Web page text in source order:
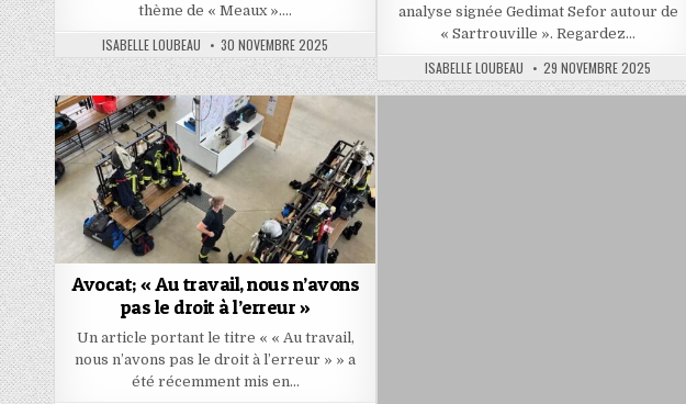
thème de « Meaux »….
AUTHOR:
ISABELLE LOUBEAU PUBLISHED
DATE:
30 NOVEMBRE 2025
analyse signée Gedimat Sefor autour de
« Sartrouville ». Regardez…
AUTHOR:
ISABELLE LOUBEAU PUBLISHED
DATE:
29 NOVEMBRE 2025
Avocat; « Au travail, nous n’avons
pas le droit à l’erreur »
Un article portant le titre « « Au travail,
nous n’avons pas le droit à l’erreur » » a
été récemment mis en…